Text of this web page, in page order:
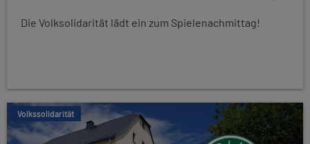
Die Volksolidarität lädt ein zum Spielenachmittag!
Volkssolidarität